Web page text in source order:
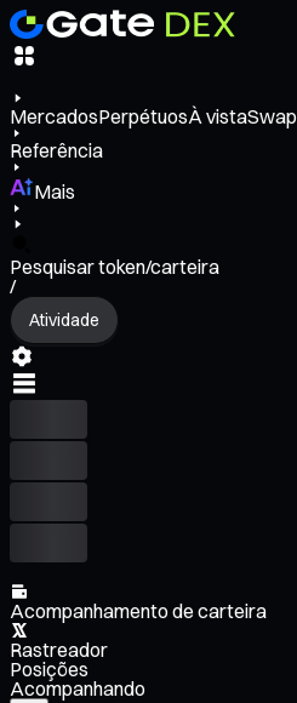
MercadosPerpétuosÀ vistaSwap
Referência
Mais
Pesquisar token/carteira
/
Atividade
Acompanhamento de carteira
Rastreador
Posições
Acompanhando